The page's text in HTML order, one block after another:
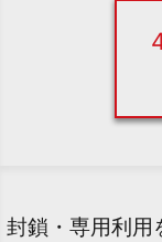
封鎖・専用利用